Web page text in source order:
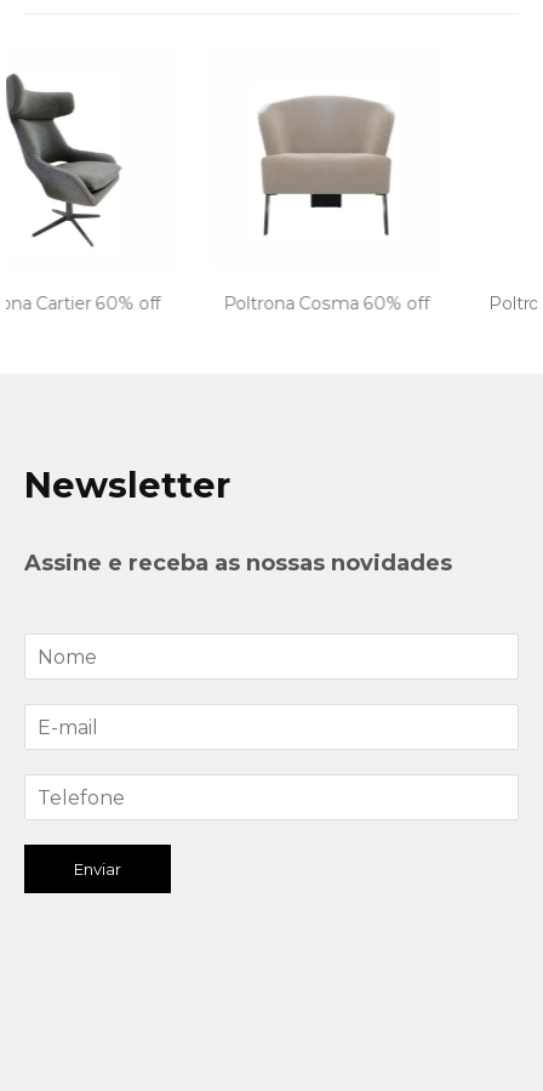
Poltrona Cosma 60% off Poltrona Andrea 50% off
Newsletter
Assine e receba as nossas novidades
Enviar